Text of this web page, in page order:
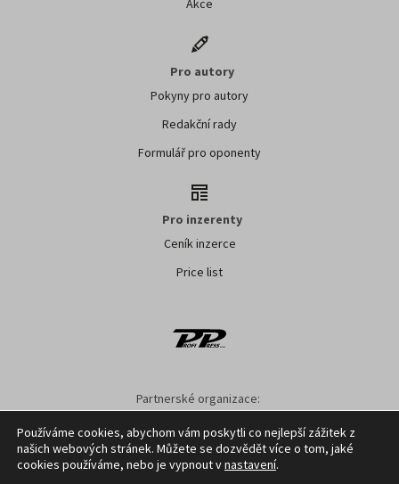
Akce
Pro autory
Pokyny pro autory
Redakční rady
Formulář pro oponenty
Pro inzerenty
Ceník inzerce
Price list
Partnerské organizace:
Nastavení cookies GDPR Facebook Kontakt
Používáme cookies, abychom vám poskytli co nejlepší zážitek z
našich webových stránek. Můžete se dozvědět více o tom, jaké
cookies používáme, nebo je vypnout vnastavení.